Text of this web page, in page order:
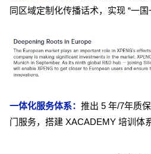
同区域定制化传播话术，实现 “一国
一体化服务体系： 推出 5 年/7年质
门服务，搭建 XACADEMY 培训体